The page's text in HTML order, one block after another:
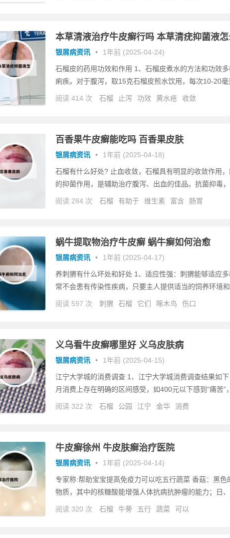
本草清液治疗牛皮癣行吗 本草清疣抑菌液
银屑病资讯 • 1年前 (2025-04-24)
石榴皮的药用功效和作用 1、石榴皮煮水的方法和功效
痢疾。对于腹泻，取15克石榴皮煎水饮用，每次10-20毫
阅读 414 次 石榴 止泻 功效 黄水疮 收敛
百香果牛皮癣能吃吗 百香果皮肤
银屑病资讯 • 1年前 (2025-04-18)
石榴有什么好处? 止血收敛，石榴具有明显的收敛作用
的抑菌作用，是辅助治疗腹泻、出血的佳品。抗菌抑毒，
阅读 284 次 石榴 有助于 维生素 富含 肠胃
蜗牛提取物治疗牛皮癣 蜗牛癣如何治愈
银屑病资讯 • 1年前 (2025-04-17)
养刺猬有什么坏处和好处 1、适应性强：刺猬能够适应
常不会患有传染性疾病，只要主人提供适当的饲养环境和
阅读 597 次 刺猬 石榴 它们 啄木鸟 伤口
义乌看牛皮癣哪里好 义乌皮肤病
银屑病资讯 • 1年前 (2025-04-15)
江宁大学城的消费调查 1、江宁大学城消费调查结果如
月消费上存在明确的区间感受，如400元以下感到“痛苦”
阅读 322 次 石榴 公园 江宁 金华 消费
牛皮癣徐州 牛皮肤癣治疗医院
银屑病资讯 • 1年前 (2025-04-14)
专家称:帮助宝宝提高免疫力可以吃五行蔬菜 香菇：黑
物质，其中的核糖酸能增强人体抗病抗肿瘤的能力；日、
阅读 320 次 石榴 牛蒡 五行 蔬菜 可以